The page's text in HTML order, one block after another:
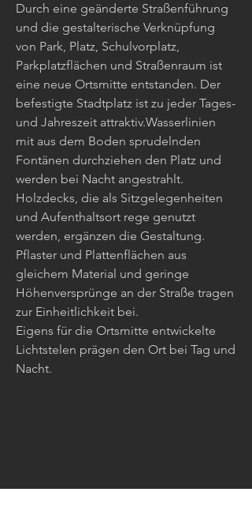
Durch eine geänderte Straßenführung
und die gestalterische Verknüpfung
von Park, Platz, Schulvorplatz,
Parkplatzflächen und Straßenraum ist
eine neue Ortsmitte entstanden. Der
befestigte Stadtplatz ist zu jeder Tages-
und Jahreszeit attraktiv.Wasserlinien
mit aus dem Boden sprudelnden
Fontänen durchziehen den Platz und
werden bei Nacht angestrahlt.
Holzdecks, die als Sitzgelegenheiten
und Aufenthaltsort rege genutzt
werden, ergänzen die Gestaltung.
Pflaster und Plattenflächen aus
gleichem Material und geringe
Höhenversprünge an der Straße tragen
zur Einheitlichkeit bei.
Eigens für die Ortsmitte entwickelte
Lichtstelen prägen den Ort bei Tag und
Nacht.